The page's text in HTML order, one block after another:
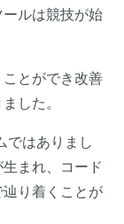
ルは競技が始
とができ改善
した。
ではありまし
まれ、コード
り着くことが